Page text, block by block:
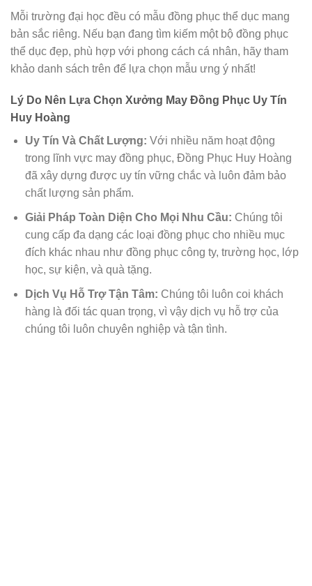
Mỗi trường đại học đều có mẫu đồng phục thể dục mang
bản sắc riêng. Nếu bạn đang tìm kiếm một bộ đồng phục
thể dục đẹp, phù hợp với phong cách cá nhân, hãy tham
khảo danh sách trên để lựa chọn mẫu ưng ý nhất!
Lý Do Nên Lựa Chọn Xưởng May Đồng Phục Uy Tín
Huy Hoàng
Uy Tín Và Chất Lượng: Với nhiều năm hoạt động
trong lĩnh vực may đồng phục, Đồng Phục Huy Hoàng
đã xây dựng được uy tín vững chắc và luôn đảm bảo
chất lượng sản phẩm.
Giải Pháp Toàn Diện Cho Mọi Nhu Cầu: Chúng tôi
cung cấp đa dạng các loại đồng phục cho nhiều mục
đích khác nhau như đồng phục công ty, trường học, lớp
học, sự kiện, và quà tặng.
Dịch Vụ Hỗ Trợ Tận Tâm: Chúng tôi luôn coi khách
hàng là đối tác quan trọng, vì vậy dịch vụ hỗ trợ của
chúng tôi luôn chuyên nghiệp và tận tình.